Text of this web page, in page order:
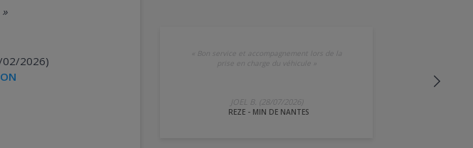
»
02/2026)
Bon service et accompagnement lors de la
prise en charge du véhicule»
JOEL B. (28/07/2026)
REZE - MIN DE NANTES